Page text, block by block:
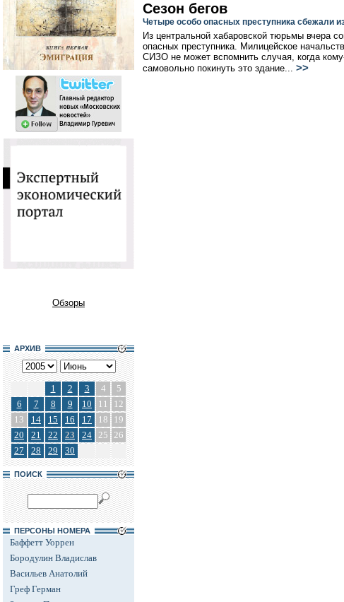
Обзоры
АРХИВ
1 2 3 4
5
6
7 8 9 10 11
12
13
14 15 16 17 18
19
20
21 22 23 24 25 26
27
28 29 30
ПОИСК
ПЕРСОНЫ НОМЕРА
Баффетт Уоррен
Бородулин Владислав
Васильев Анатолий
Греф Герман
Сезон бегов
Четыре особо опасных преступника сбежали
Из центральной хабаровской тюрьмы вчера
опасных преступника. Милицейское
СИЗО не может вспомнить случая, когда
самовольно покинуть это здание... >>